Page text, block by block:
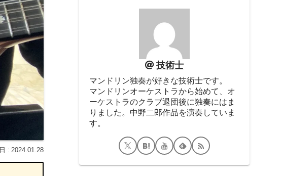
2024.01.28
技術士
マンドリン独奏が好きな技術士です。
マンドリンオーケストラから始めて、オ
ーケストラのクラブ退団後に独奏にはま
りました。中野二郎作品を演奏していま
す。